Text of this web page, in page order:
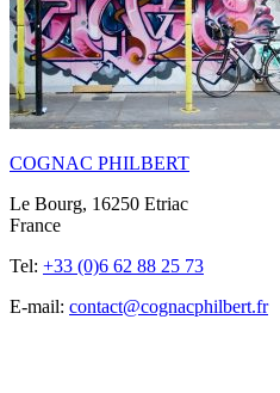
COGNAC PHILBERT
Le Bourg, 16250 Etriac
France
Tel: +33 (0)6 62 88 25 73
E-mail: contact@cognacphilbert.fr